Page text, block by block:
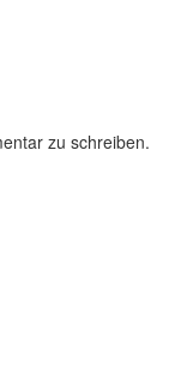
zu schreiben.